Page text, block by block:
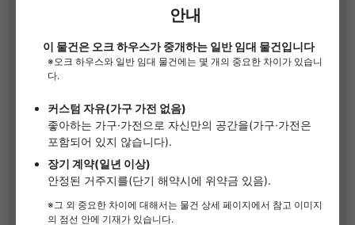
그랑 타카라즈카 (오사카)
¥38,000 - ¥48,000
8.16㎡〜 /3층 건물 /한큐 다카라즈카본선 히바리가오카하나야시키 5분